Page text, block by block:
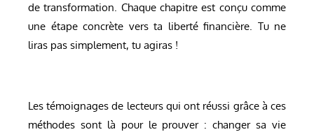
de transformation. Chaque chapitre est conçu comme
une étape concrète vers ta liberté financière. Tu ne
liras pas simplement, tu agiras !
Les témoignages de lecteurs qui ont réussi grâce à ces
méthodes sont là pour le prouver : changer sa vie